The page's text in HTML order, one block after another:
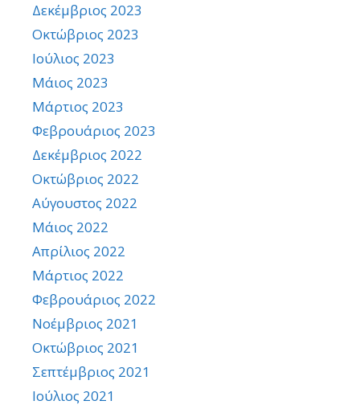
Δεκέμβριος 2023
Οκτώβριος 2023
Ιούλιος 2023
Μάιος 2023
Μάρτιος 2023
Φεβρουάριος 2023
Δεκέμβριος 2022
Οκτώβριος 2022
Αύγουστος 2022
Μάιος 2022
Απρίλιος 2022
Μάρτιος 2022
Φεβρουάριος 2022
Νοέμβριος 2021
Οκτώβριος 2021
Σεπτέμβριος 2021
Ιούλιος 2021